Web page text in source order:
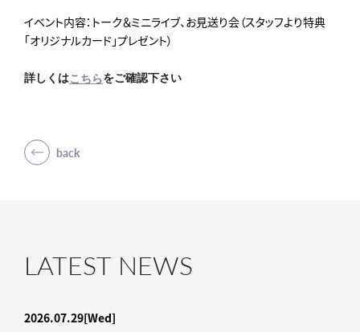
イベント内容：トーク＆ミニライブ、お見送り会（スタッフより特典
「オリジナルカード」プレゼント）
詳しくはこちらをご確認下さい
back
LATEST NEWS
2026.07.29[Wed]